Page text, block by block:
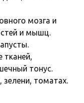
мозга и
и мышц.
тканей,
тонус.
томатах.